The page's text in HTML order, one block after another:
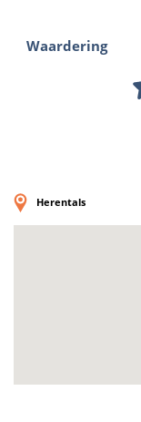
Waardering
Herentals